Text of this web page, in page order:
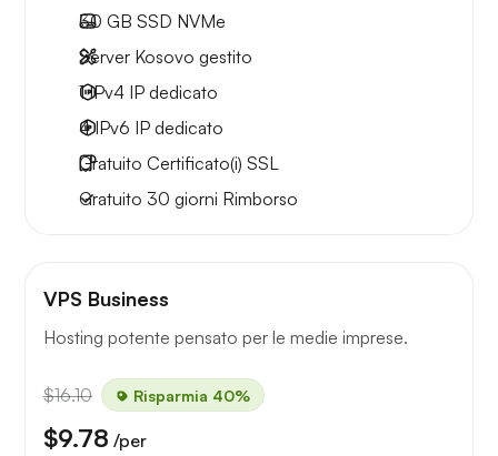
30 GB SSD NVMe
Server Kosovo gestito
1 IPv4 IP dedicato
4 IPv6 IP dedicato
Gratuito Certificato(i) SSL
Gratuito 30 giorni Rimborso
VPS Business
Hosting potente pensato per le medie imprese.
$16.10 Risparmia 40%
$9.78 /per